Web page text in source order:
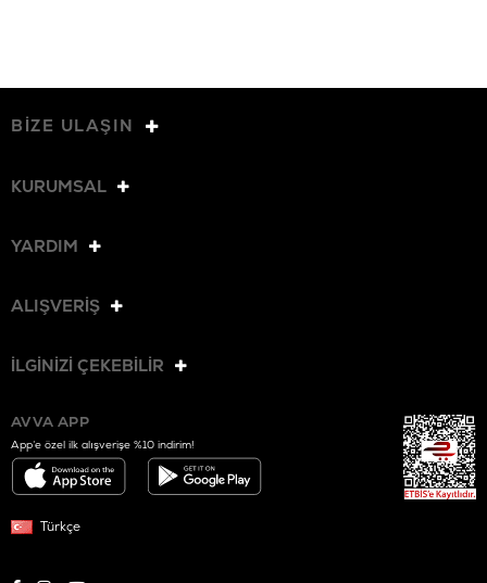
BİZE ULAŞIN
KURUMSAL
YARDIM
ALIŞVERİŞ
İLGİNİZİ ÇEKEBİLİR
AVVA APP
App’e özel ilk alışverişe %10 indirim!
Türkçe